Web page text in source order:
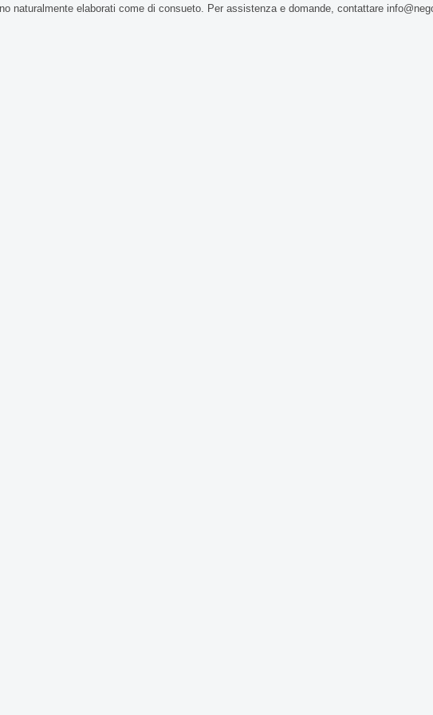
naturalmente elaborati come di consueto. Per assistenza e domande, contattare